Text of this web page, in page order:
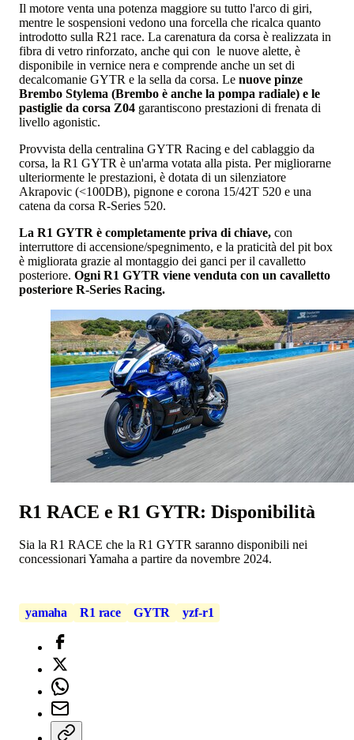
Il motore venta una potenza maggiore su tutto l'arco di giri,
mentre le sospensioni vedono una forcella che ricalca quanto
introdotto sulla R21 race. La carenatura da corsa è realizzata in
fibra di vetro rinforzato, anche qui con le nuove alette, è
disponibile in vernice nera e comprende anche un set di
decalcomanie GYTR e la sella da corsa. Le nuove pinze
Brembo Stylema (Brembo è anche la pompa radiale) e le
pastiglie da corsa Z04 garantiscono prestazioni di frenata di
livello agonistic.
Provvista della centralina GYTR Racing e del cablaggio da
corsa, la R1 GYTR è un'arma votata alla pista. Per migliorarne
ulteriormente le prestazioni, è dotata di un silenziatore
Akrapovic (<100DB), pignone e corona 15/42T 520 e una
catena da corsa R-Series 520.
La R1 GYTR è completamente priva di chiave, con
interruttore di accensione/spegnimento, e la praticità del pit box
è migliorata grazie al montaggio dei ganci per il cavalletto
posteriore. Ogni R1 GYTR viene venduta con un cavalletto
posteriore R-Series Racing.
R1 RACE e R1 GYTR: Disponibilità
Sia la R1 RACE che la R1 GYTR saranno disponibili nei
concessionari Yamaha a partire da novembre 2024.
yamaha R1 race GYTR yzf-r1